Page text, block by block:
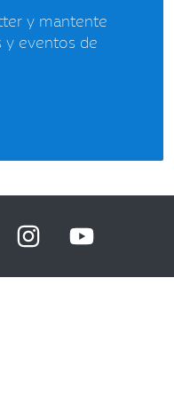
y mantente
y eventos de